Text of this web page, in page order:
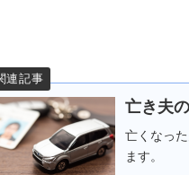
亡き夫
亡くなっ
ます。